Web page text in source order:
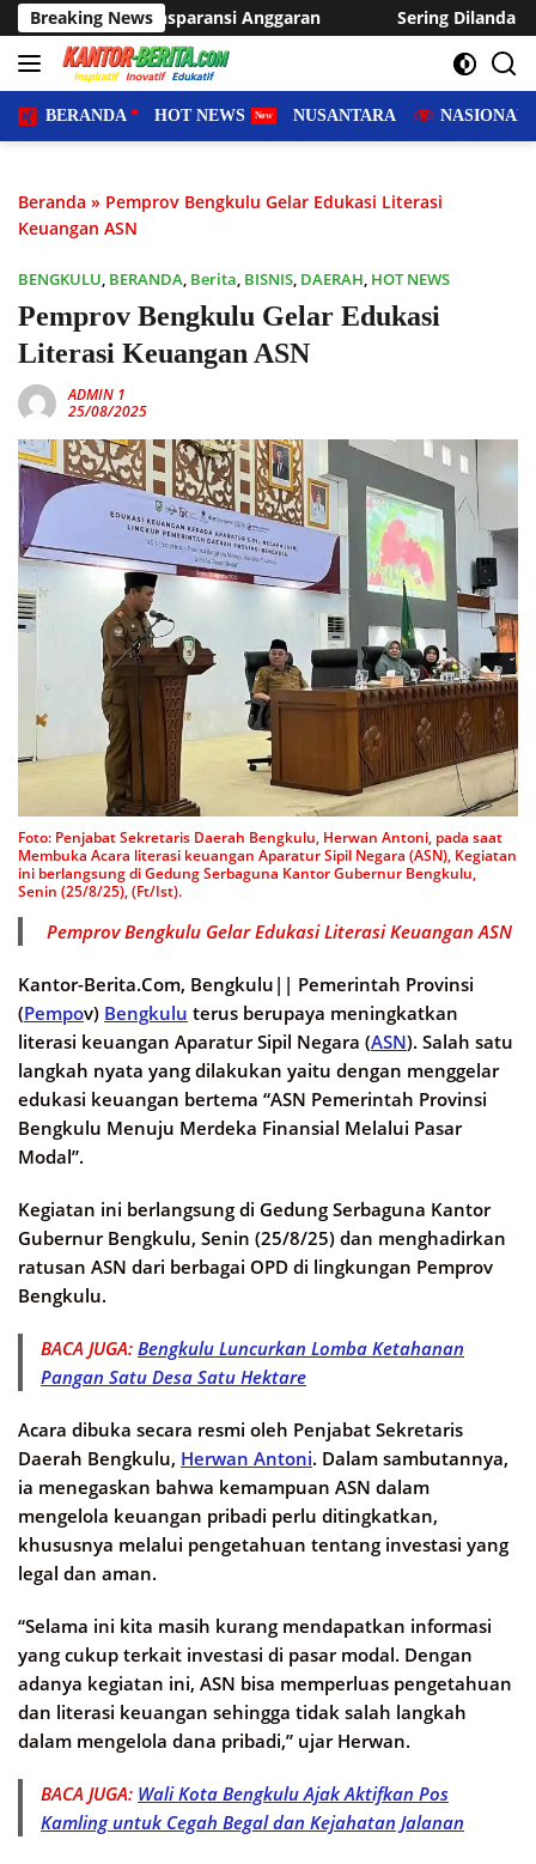
Langsung
ke
konten
Breaking News
Anggaran Sering Dilanda Genangan, Desa Sukaraja
BERANDA HOT NEWS NUSANTARA NASIONAL
Beranda » Pemprov Bengkulu Gelar Edukasi Literasi
Keuangan ASN
BENGKULU, BERANDA, Berita, BISNIS, DAERAH, HOT NEWS
Pemprov Bengkulu Gelar Edukasi
Literasi Keuangan ASN
ADMIN 1
25/08/2025
Foto: Penjabat Sekretaris Daerah Bengkulu, Herwan Antoni, pada saat
Membuka Acara literasi keuangan Aparatur Sipil Negara (ASN), Kegiatan
ini berlangsung di Gedung Serbaguna Kantor Gubernur Bengkulu,
Senin (25/8/25), (Ft/Ist).
Pemprov Bengkulu Gelar Edukasi Literasi Keuangan ASN
Kantor-Berita.Com, Bengkulu|| Pemerintah Provinsi
(Pempov) Bengkulu terus berupaya meningkatkan
literasi keuangan Aparatur Sipil Negara (ASN). Salah satu
langkah nyata yang dilakukan yaitu dengan menggelar
edukasi keuangan bertema “ASN Pemerintah Provinsi
Bengkulu Menuju Merdeka Finansial Melalui Pasar
Modal”.
Kegiatan ini berlangsung di Gedung Serbaguna Kantor
Gubernur Bengkulu, Senin (25/8/25) dan menghadirkan
ratusan ASN dari berbagai OPD di lingkungan Pemprov
Bengkulu.
BACA JUGA: Bengkulu Luncurkan Lomba Ketahanan
Pangan Satu Desa Satu Hektare
Acara dibuka secara resmi oleh Penjabat Sekretaris
Daerah Bengkulu, Herwan Antoni. Dalam sambutannya,
ia menegaskan bahwa kemampuan ASN dalam
mengelola keuangan pribadi perlu ditingkatkan,
khususnya melalui pengetahuan tentang investasi yang
legal dan aman.
“Selama ini kita masih kurang mendapatkan informasi
yang cukup terkait investasi di pasar modal. Dengan
adanya kegiatan ini, ASN bisa memperluas pengetahuan
dan literasi keuangan sehingga tidak salah langkah
dalam mengelola dana pribadi,” ujar Herwan.
BACA JUGA: Wali Kota Bengkulu Ajak Aktifkan Pos
Kamling untuk Cegah Begal dan Kejahatan Jalanan